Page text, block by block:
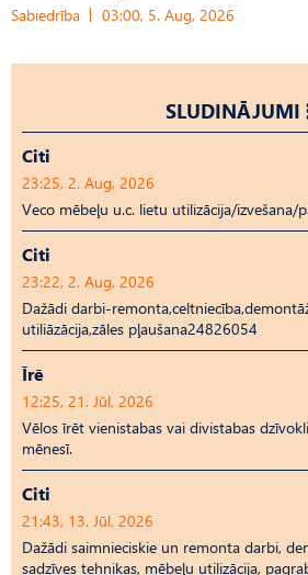
Sabiedrība 03:00, 5. Aug, 2026
SLUDINĀJUMI
Citi
23:25, 2. Aug, 2026
Veco mēbeļu u.c. lietu utilizācija/izvešana/
Citi
23:22, 2. Aug, 2026
Dažādi darbi-
utiliāzācija,zāles pļaušana24826054
Īrē
12:25, 21. Jūl, 2026
Vēlos īrēt vienistabas vai divistabas
mēnesī.
Citi
21:43, 13. Jūl, 2026
Dažādi saimnieciskie un remonta darbi,
sadzīves tehnikas, mēbeļu utilizācija,